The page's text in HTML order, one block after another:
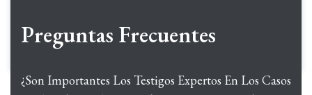
Preguntas Frecuentes
¿Son Importantes Los Testigos Expertos En Los Casos